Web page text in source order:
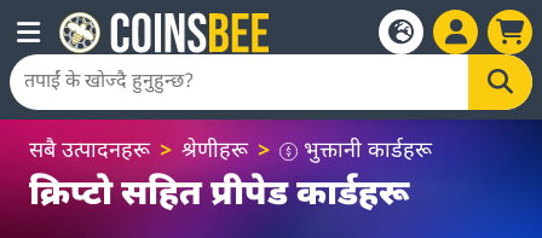
सबै उत्पादनहरू श्रेणीहरू भुक्तानी कार्डहरू
क्रिप्टो सहित प्रीपेड कार्डहरू